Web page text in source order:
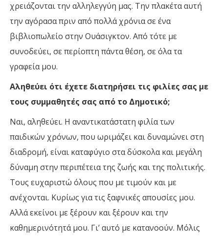
χρειάζονται την αλληλεγγύη μας. Την πλακέτα αυτή
την αγόρασα πριν από πολλά χρόνια σε ένα
βιβλιοπωλείο στην Ουάσιγκτον. Από τότε με
συνοδεύει, σε περίοπτη πάντα θέση, σε όλα τα
γραφεία μου.
Αληθεύει ότι έχετε διατηρήσει τις φιλίες σας με
τους συμμαθητές σας από το Δημοτικό;
Ναι, αληθεύει. Η αναντικατάστατη φιλία των
παιδικών χρόνων, που ωριμάζει και δυναμώνει στη
διαδρομή, είναι καταφύγιο στα δύσκολα και μεγάλη
δύναμη στην περιπέτεια της ζωής και της πολιτικής.
Τους ευχαριστώ όλους που με τιμούν και με
ανέχονται. Κυρίως για τις ξαφνικές απουσίες μου.
Αλλά εκείνοι με ξέρουν και ξέρουν και την
καθημερινότητά μου. Γι’ αυτό με κατανοούν. Μόλις